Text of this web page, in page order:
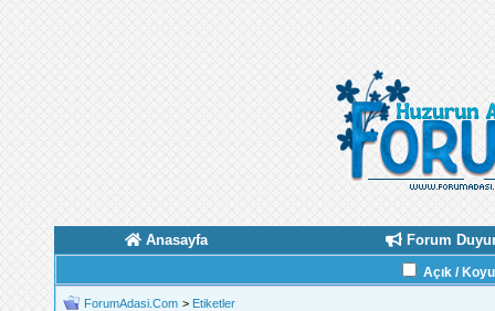
Anasayfa Forum
Açık /
ForumAdasi.Com > Etiketler